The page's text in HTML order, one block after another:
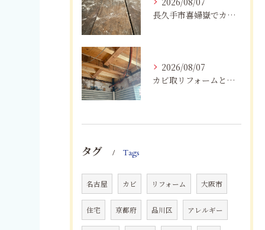
長久手市喜婦嶽でカビに悩んだら｜住宅の湿気対策とプロによる解決方法
2026/08/07
カビ取リフォームと専門業者を比較！根本解決を選ぶポイント
タグ Tags
名古屋 カビ リフォーム 大阪市
住宅 京都府 品川区 アレルギー